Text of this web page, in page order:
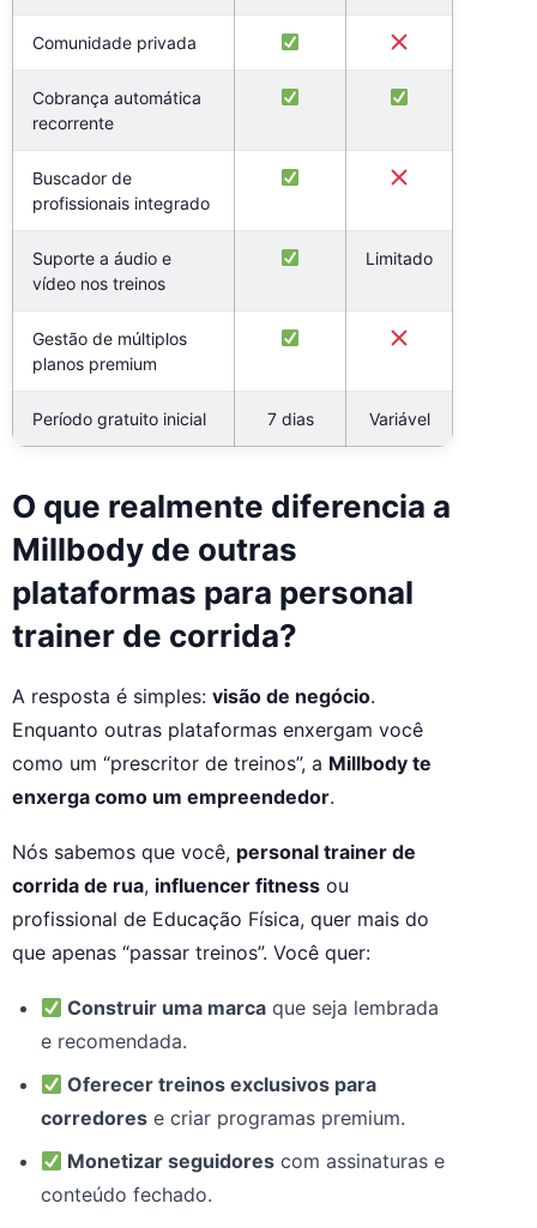
Comunidade privada
Cobrança automática
recorrente
Buscador de
profissionais integrado
Suporte a áudio e
vídeo nos treinos
Limitado
Gestão de múltiplos
planos premium
Período gratuito inicial 7 dias Variável
O que realmente diferencia a
Millbody de outras
plataformas para personal
trainer de corrida?
A resposta é simples: visão de negócio.
Enquanto outras plataformas enxergam você
como um “prescritor de treinos”, a Millbody te
enxerga como um empreendedor.
Nós sabemos que você, personal trainer de
corrida de rua, influencer fitness ou
profissional de Educação Física, quer mais do
que apenas “passar treinos”. Você quer:
Construir uma marca que seja lembrada
e recomendada.
Oferecer treinos exclusivos para
corredores e criar programas premium.
Monetizar seguidores com assinaturas e
conteúdo fechado.